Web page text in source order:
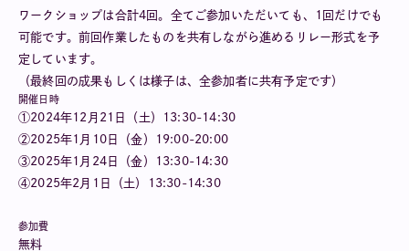
ワークショップは合計4回。全てご参加いただいても、1回だけでも
可能です。前回作業したものを共有しながら進めるリレー形式を予
定しています。
（最終回の成果もしくは様子は、全参加者に共有予定です）
開催日時
①2024年12月21日（土）13:30-14:30
②2025年1月10日（金）19:00-20:00
③2025年1月24日（金）13:30-14:30
④2025年2月1日（土）13:30-14:30
参加費
無料